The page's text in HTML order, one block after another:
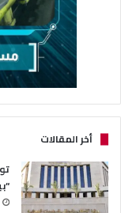
أخر المقالات